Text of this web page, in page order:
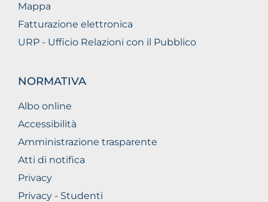
Mappa
Fatturazione elettronica
URP - Ufficio Relazioni con il Pubblico
NORMATIVA
Albo online
Accessibilità
Amministrazione trasparente
Atti di notifica
Privacy
Privacy - Studenti